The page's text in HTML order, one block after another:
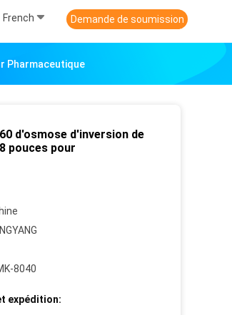
French Demande de soumission
Pharmaceutique
d'osmose d'inversion de
pouces pour
8040
expédition: